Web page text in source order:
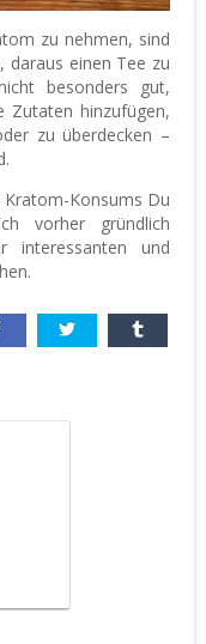
zu nehmen, sind
daraus einen Tee zu
besonders gut,
Zutaten hinzufügen,
zu überdecken –
Konsums Du
vorher gründlich
interessanten und